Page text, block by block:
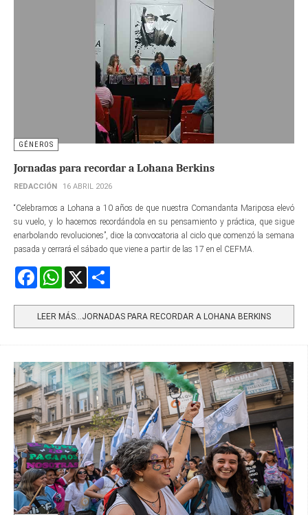
GÉNEROS
Jornadas para recordar a Lohana Berkins
REDACCIÓN 16 ABRIL 2026
“Celebramos a Lohana a 10 años de que nuestra Comandanta Mariposa elevó
su vuelo, y lo hacemos recordándola en su pensamiento y práctica, que sigue
enarbolando revoluciones”, dice la convocatoria al ciclo que comenzó la semana
pasada y cerrará el sábado que viene a partir de las 17 en el CEFMA.
FacebookWhatsApp
LEER MÁS…JORNADAS PARA RECORDAR A LOHANA BERKINS